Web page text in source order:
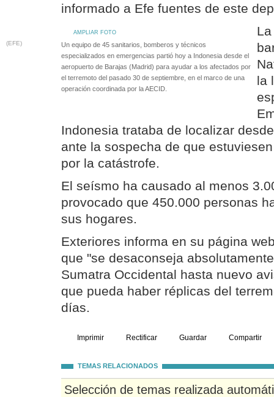
informado a Efe fuentes de este
AMPLIAR FOTO
(EFE)
Un equipo de 45 sanitarios, bomberos y técnicos
especializados en emergencias partió hoy a Indonesia desde el
aeropuerto de Barajas (Madrid) para ayudar a los afectados por
el terremoto del pasado 30 de septiembre, en el marco de una
operación coordinada por la AECID.
la
Indonesia trataba de localizar
ante la sospecha de que
por la catástrofe.
El seísmo ha causado al menos
provocado que 450.000 personas
sus hogares.
Exteriores informa en su página
que "se desaconseja
Sumatra Occidental hasta nuevo
que pueda haber réplicas del
días.
Imprimir Rectificar Guardar Compartir
TEMAS RELACIONADOS
Selección de temas realizada